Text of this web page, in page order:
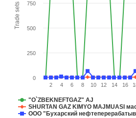
Trade sets
"O`ZBEKNEFTGAZ" AJ
SHURTAN GAZ KIMYO MAJMUASI
ООО "Бухарский
2 4 6 8 10 12 14 16
0
250
500
750